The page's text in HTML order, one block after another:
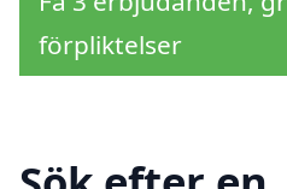
förpliktelser